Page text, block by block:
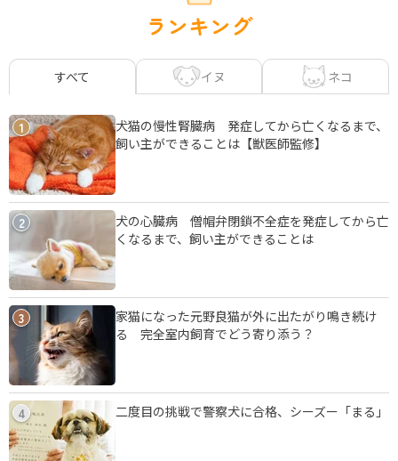
ランキング
すべて イヌ ネコ
1
犬猫の慢性腎臓病 発症してから亡くなるまで、
飼い主ができることは【獣医師監修】
2
犬の心臓病 僧帽弁閉鎖不全症を発症してから亡
くなるまで、飼い主ができることは
3
家猫になった元野良猫が外に出たがり鳴き続け
る 完全室内飼育でどう寄り添う？
4 二度目の挑戦で警察犬に合格、シーズー「まる」